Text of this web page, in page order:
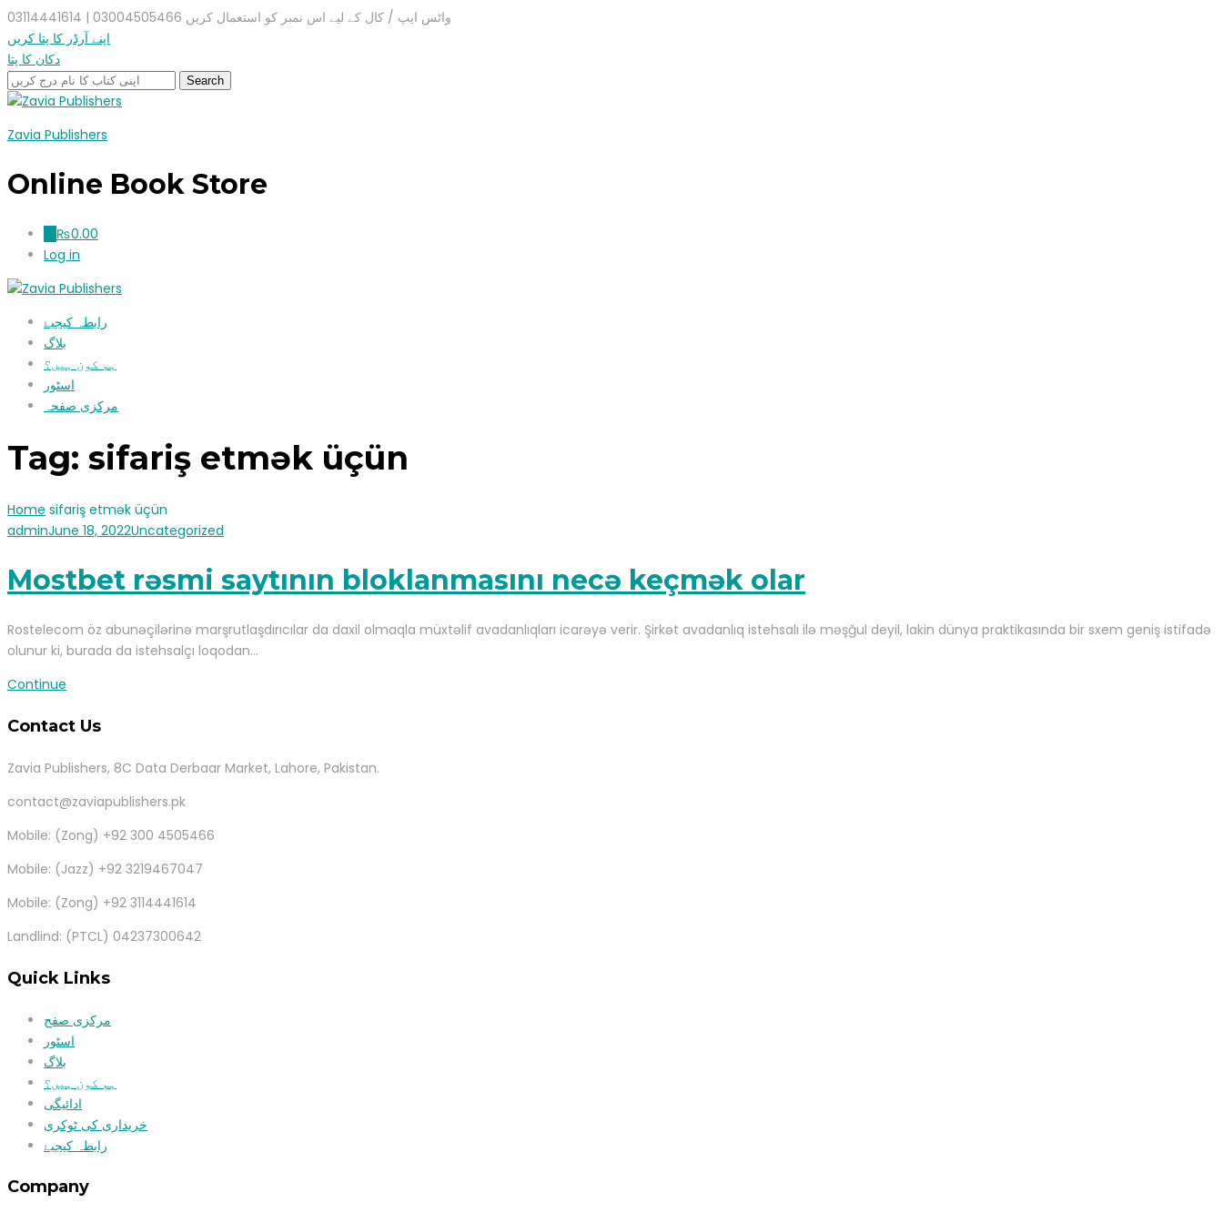
واٹس ایپ / کال کے لیے اس نمبر کو استعمال کریں 03004505466 | 03114441614
اپنے آرڈر کا پتا کریں
دکان کا پتا
Zavia Publishers
Online Book Store
₨0.00
Log in
رابطہ کیجیۓ
بلاگ
ہم کون ہیں؟
اسٹور
مرکزی صفحہ
Tag: sifariş etmək üçün
Home sifariş etmək üçün
adminJune 18, 2022Uncategorized
Mostbet rəsmi saytının bloklanmasını necə keçmək olar
Rostelecom öz abunəçilərinə marşrutlaşdırıcılar da daxil olmaqla müxtəlif avadanlıqları icarəyə verir. Şirkət avadanlıq istehsalı ilə məşğul deyil, lakin dünya praktikasında bir sxem geniş istifadə
olunur ki, burada da istehsalçı loqodan…
Continue
Contact Us
Zavia Publishers, 8C Data Derbaar Market, Lahore, Pakistan.
contact@zaviapublishers.pk
Mobile: (Zong) +92 300 4505466
Mobile: (Jazz) +92 3219467047
Mobile: (Zong) +92 3114441614
Landlind: (PTCL) 04237300642
Quick Links
مرکزی صفح
اسٹور
بلاگ
ہم کون ہیں؟
ادائیگی
خریداری کی ٹوکری
رابطہ کیجیۓ
Company